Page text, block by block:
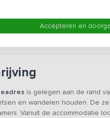
de rustige ligging wordt het
35 jaar.
is gelegen aan de rand
en wandelen houden. De
Vanuit de accommodatie
Accepteren en